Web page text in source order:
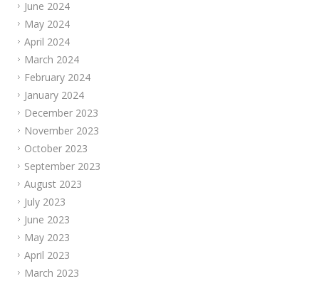
June 2024
May 2024
April 2024
March 2024
February 2024
January 2024
December 2023
November 2023
October 2023
September 2023
August 2023
July 2023
June 2023
May 2023
April 2023
March 2023